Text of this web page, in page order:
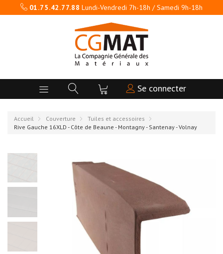
01.75.42.77.88 Lundi-Vendredi 7h-18h / Samedi 9h-18h
Se connecter
Accueil Couverture
Tuiles et accessoires
Rive Gauche 16XLD - Côte de Beaune - Montagny - Santenay - Volnay